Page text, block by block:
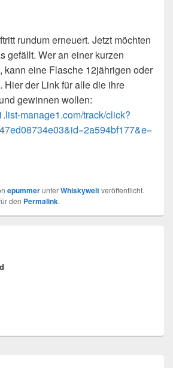
rundum erneuert. Jetzt möchten
gefällt. Wer an einer kurzen
kann eine Flasche 12jährigen oder
Hier der Link für alle die ihre
gewinnen wollen:
manage1.com/track/click?
epummerunterWhiskyweltveröffentlicht.
den Permalink.